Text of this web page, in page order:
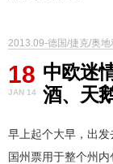
2013.09-德国/捷克/奥地
18
JAN 14
中欧迷
酒、天
早上起个大早，出
国州票用于整个州